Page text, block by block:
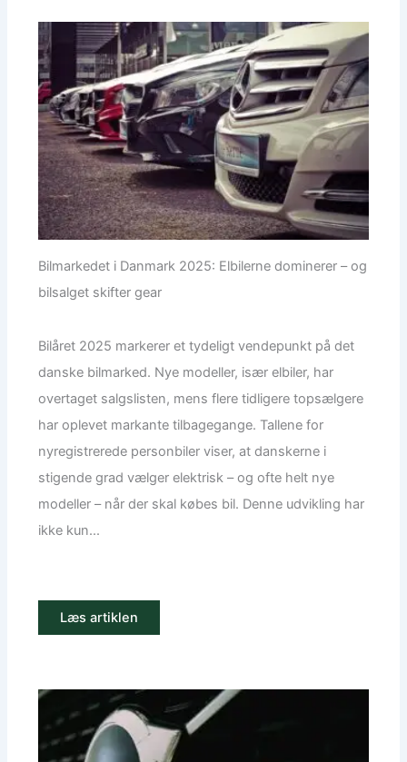
Bilmarkedet i Danmark 2025: Elbilerne dominerer – og
bilsalget skifter gear
Bilåret 2025 markerer et tydeligt vendepunkt på det
danske bilmarked. Nye modeller, især elbiler, har
overtaget salgslisten, mens flere tidligere topsælgere
har oplevet markante tilbagegange. Tallene for
nyregistrerede personbiler viser, at danskerne i
stigende grad vælger elektrisk – og ofte helt nye
modeller – når der skal købes bil. Denne udvikling har
ikke kun...
Læs artiklen